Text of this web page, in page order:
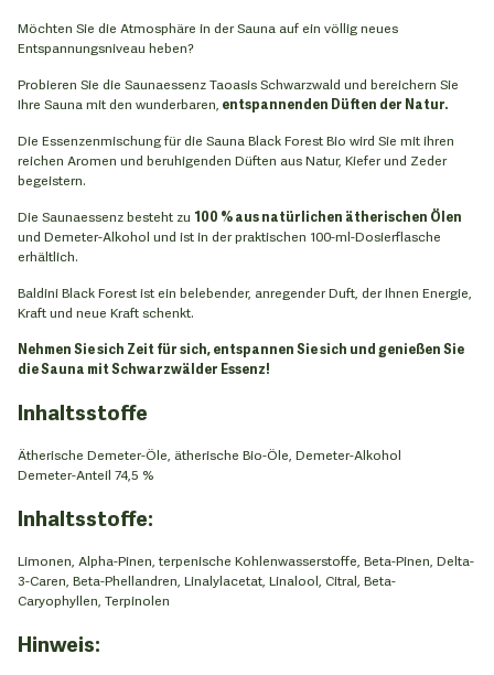
Möchten Sie die Atmosphäre in der Sauna auf ein völlig neues
Entspannungsniveau heben?
Probieren Sie die Saunaessenz Taoasis Schwarzwald und bereichern Sie
Ihre Sauna mit den wunderbaren, entspannenden Düften der Natur.
Die Essenzenmischung für die Sauna Black Forest Bio wird Sie mit ihren
reichen Aromen und beruhigenden Düften aus Natur, Kiefer und Zeder
begeistern.
Die Saunaessenz besteht zu 100 % aus natürlichen ätherischen Ölen
und Demeter-Alkohol und ist in der praktischen 100-ml-Dosierflasche
erhältlich.
Baldini Black Forest ist ein belebender, anregender Duft, der Ihnen Energie,
Kraft und neue Kraft schenkt.
Nehmen Sie sich Zeit für sich, entspannen Sie sich und genießen Sie
die Sauna mit Schwarzwälder Essenz!
Inhaltsstoffe
Ätherische Demeter-Öle, ätherische Bio-Öle, Demeter-Alkohol
Demeter-Anteil 74,5 %
Inhaltsstoffe:
Limonen, Alpha-Pinen, terpenische Kohlenwasserstoffe, Beta-Pinen, Delta-
3-Caren, Beta-Phellandren, Linalylacetat, Linalool, Citral, Beta-
Caryophyllen, Terpinolen
Hinweis: